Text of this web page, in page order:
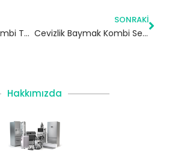
Gaziosmanpaşa Kombi Tamiri | İstanbul
SONRAKI
Cevizlik Baymak Kombi Servisi – Bakırköy Yetkili Servis
Hakkımızda